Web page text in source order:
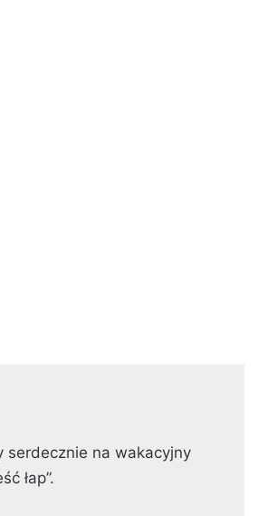
serdecznie na wakacyjny
łap”.